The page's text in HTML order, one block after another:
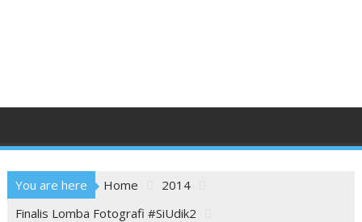
You are here Home
2014
Finalis Lomba Fotografi #SiUdik2